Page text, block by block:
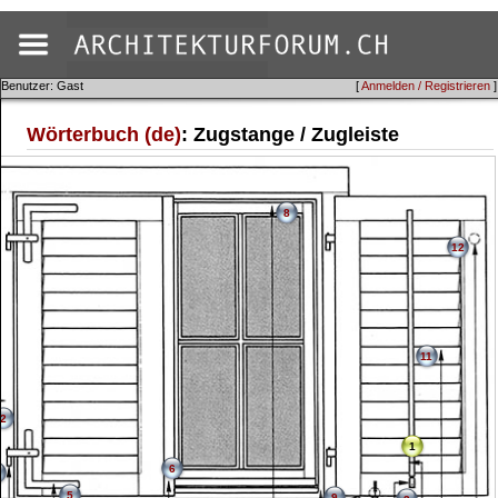
[Anmelden / Registrieren ]
Benutzer: Gast
Wörterbuch (de): Zugstange / Zugleiste
1
2
5
6
8
11
12